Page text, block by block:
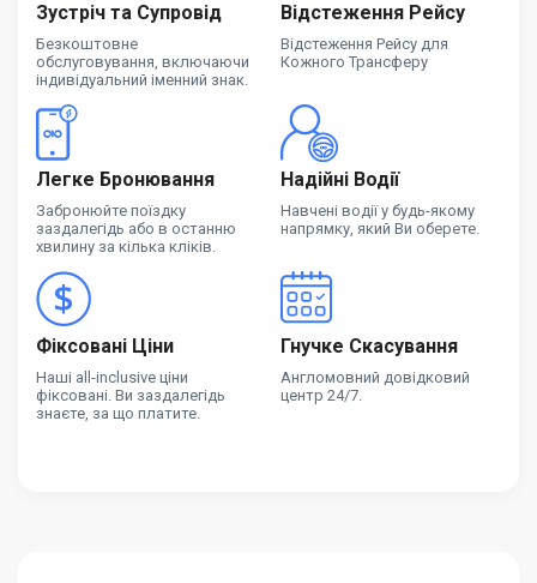
Зустріч та Супровід
Безкоштовне
обслуговування, включаючи
індивідуальний іменний знак.
Відстеження Рейсу
Відстеження Рейсу для
Кожного Трансферу
Легке Бронювання
Забронюйте поїздку
заздалегідь або в останню
хвилину за кілька кліків.
Надійні Водії
Навчені водії у будь-якому
напрямку, який Ви оберете.
Фіксовані Ціни
Наші all-inclusive ціни
фіксовані. Ви заздалегідь
знаєте, за що платите.
Гнучке Скасування
Англомовний довідковий
центр 24/7.